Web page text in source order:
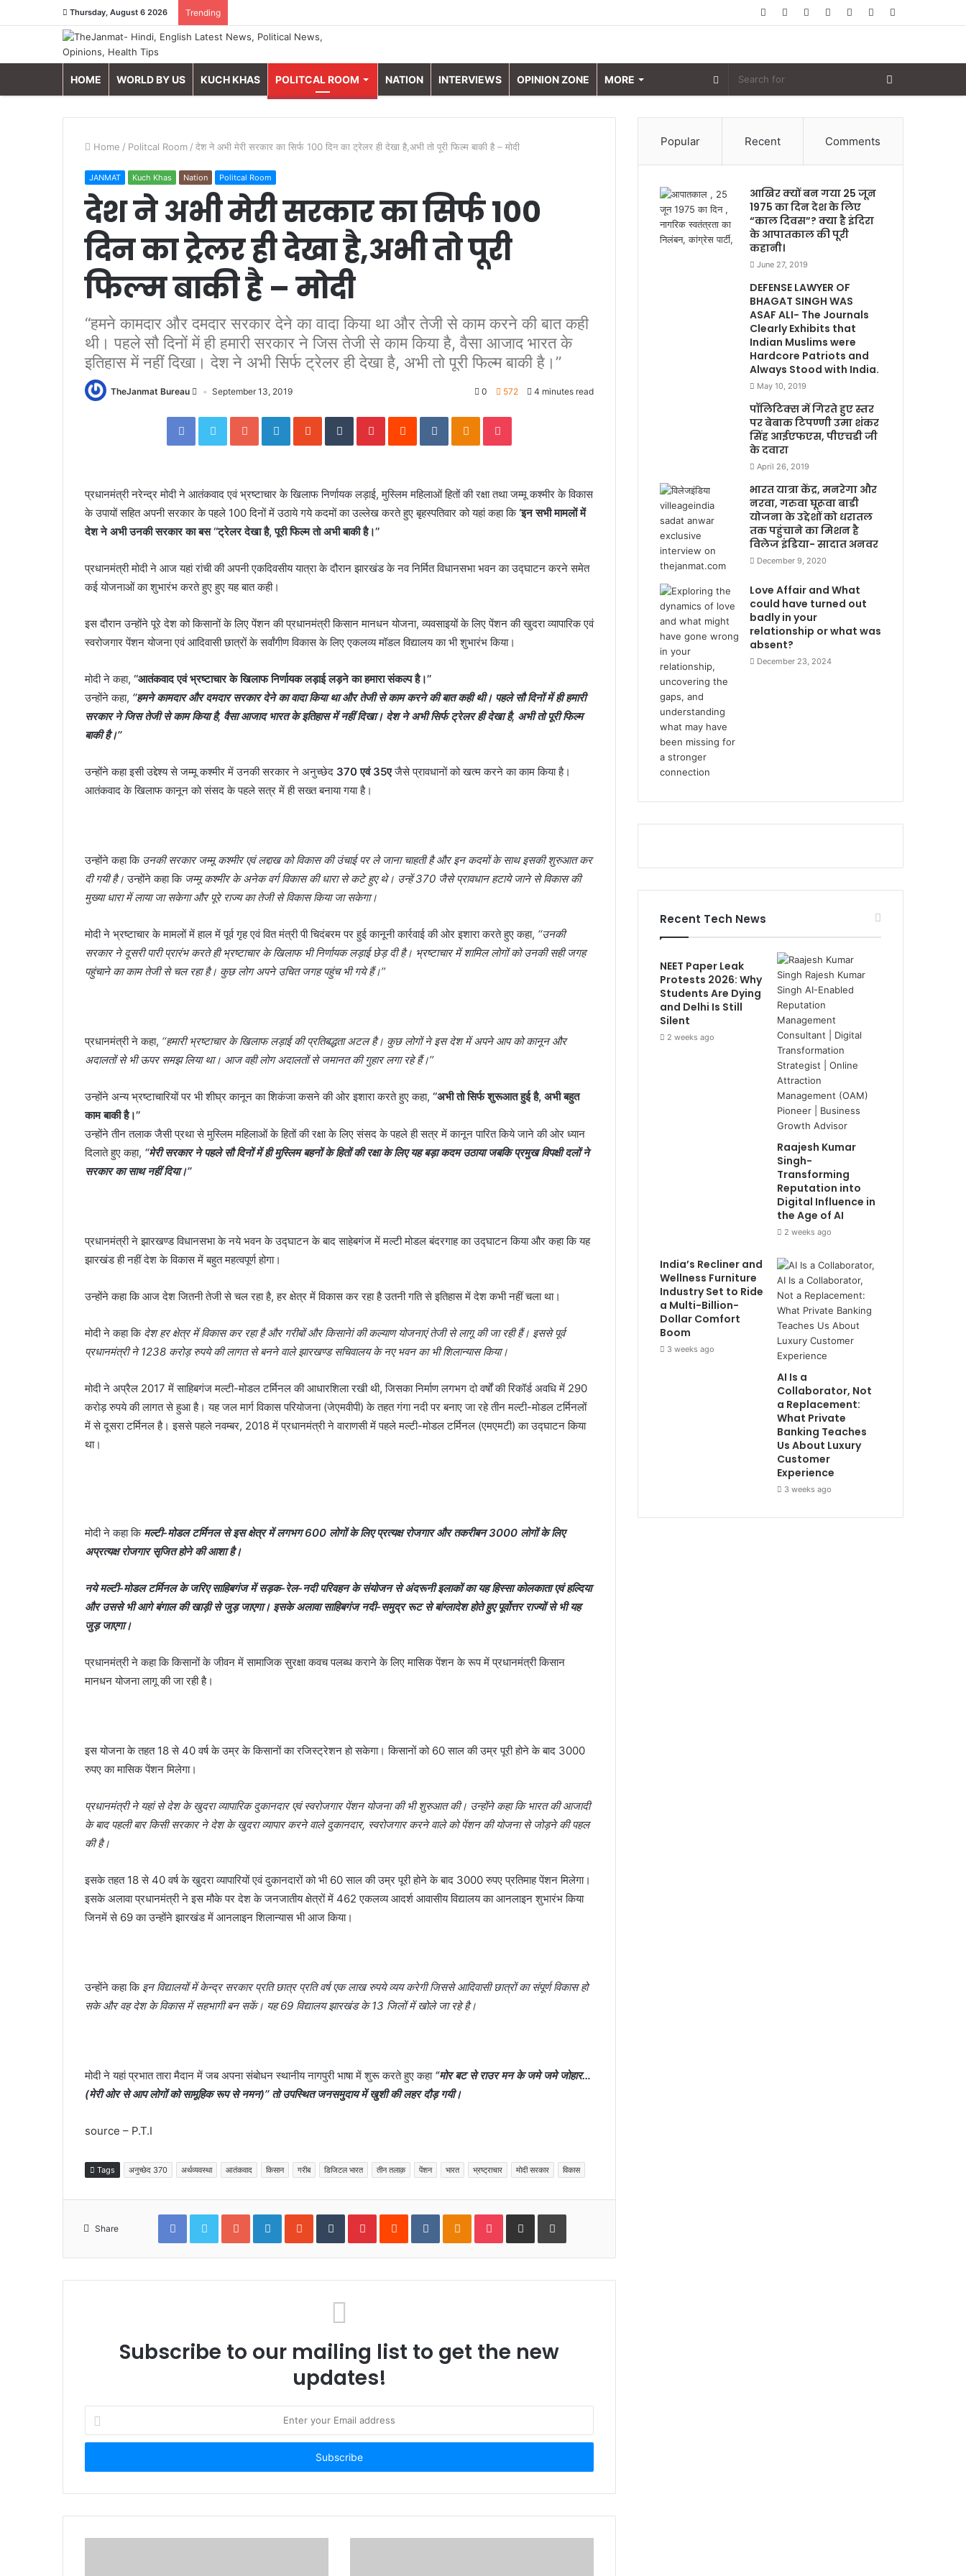
Thursday, August 6 2026 Trending Random
HOME WORLD BY US KUCH KHAS POLITCAL ROOM NATION INTERVIEWS OPINION ZONE MORE Random
Home / Politcal Room / देश ने अभी मेरी सरकार का सिर्फ 100 दिन का ट्रेलर ही देखा है,अभी तो पूरी फिल्म बाकी है – मोदी
JANMAT Kuch Khas Nation Politcal Room
देश ने अभी मेरी सरकार का सिर्फ 100
दिन का ट्रेलर ही देखा है,अभी तो पूरी
फिल्म बाकी है – मोदी
‘‘हमने कामदार और दमदार सरकार देने का वादा किया था और तेजी से काम करने की बात कही
थी। पहले सौ दिनों में ही हमारी सरकार ने जिस तेजी से काम किया है, वैसा आजाद भारत के
इतिहास में नहीं दिखा। देश ने अभी सिर्फ ट्रेलर ही देखा है, अभी तो पूरी फिल्म बाकी है।’’
TheJanmat Bureau September 13, 2019 0 572 4 minutes read
FacebookTwitterGoogle+LinkedInStumbleUpon
TumblrPinterestReddit VKontakteOdnoklassniki
Pocket
प्रधानमंत्री नरेन्द्र मोदी ने आतंकवाद एवं भ्रष्टाचार के खिलाफ निर्णायक लड़ाई, मुस्लिम महिलाओं हितों की रक्षा तथा जम्मू कश्मीर के विकास
के उपायों सहित अपनी सरकार के पहले 100 दिनों में उठाये गये कदमों का उल्लेख करते हुए बृहस्पतिवार को यहां कहा कि‘इन सभी मामलों में
देश ने अभी उनकी सरकार का बस ‘‘ट्रेलर देखा है, पूरी फिल्म तो अभी बाकी है।’’
प्रधानमंत्री मोदी ने आज यहां रांची की अपनी एकदिवसीय यात्रा के दौरान झारखंड के नव निर्मित विधानसभा भवन का उद्घाटन करने समेत
कई योजनाओं का शुभारंभ करते हुए हुए यह बात कही।
इस दौरान उन्होंने पूरे देश को किसानों के लिए पेंशन की प्रधानमंत्री किसान मानधन योजना, व्यवसाइयों के लिए पेंशन की खुदरा व्यापारिक एवं
स्वरोजगार पेंशन योजना एवं आदिवासी छात्रों के सर्वांगीण विकास के लिए एकलव्य मॉडल विद्यालय का भी शुभारंभ किया।
मोदी ने कहा, ‘‘आतंकवाद एवं भ्रष्टाचार के खिलाफ निर्णायक लड़ाई लड़ने का हमारा संकल्प है।’’
उन्होंने कहा, ‘‘हमने कामदार और दमदार सरकार देने का वादा किया था और तेजी से काम करने की बात कही थी। पहले सौ दिनों में ही हमारी
सरकार ने जिस तेजी से काम किया है, वैसा आजाद भारत के इतिहास में नहीं दिखा। देश ने अभी सिर्फ ट्रेलर ही देखा है, अभी तो पूरी फिल्म
बाकी है।’’
उन्होंने कहा इसी उद्देश्य से जम्मू कश्मीर में उनकी सरकार ने अनुच्छेद 370 एवं 35एजैसे प्रावधानों को खत्म करने का काम किया है।
आतंकवाद के खिलाफ कानून को संसद के पहले सत्र में ही सख्त बनाया गया है।
उन्होंने कहा कि उनकी सरकार जम्मू कश्मीर एवं लद्दाख को विकास की उंचाई पर ले जाना चाहती है और इन कदमों के साथ इसकी शुरुआत कर
दी गयी है। उन्होंने कहा कि जम्मू कश्मीर के अनेक वर्ग विकास की धारा से कटे हुए थे। उन्हें 370 जैसे प्रावधान हटाये जाने से विकास की
मुख्या धारा में लाया जा सकेगा और पूरे राज्य का तेजी से विकास किया जा सकेगा।
मोदी ने भ्रष्टाचार के मामलों में हाल में पूर्व गृह एवं वित मंत्री पी चिदंबरम पर हुई कानूनी कार्रवाई की ओर इशारा करते हुए कहा, ‘‘उनकी
सरकार ने दूसरी पारी प्रारंभ करते ही भ्रष्टाचार के खिलाफ भी निर्णायक लड़ाई छेड़ दी है। भ्रष्टाचार में शामिल लोगों को उनकी सही जगह
पहुंचाने का काम तेजी से चल रहा है। कुछ लोग अपने उचित जगह पहुंच भी गये हैं।’’
प्रधानमंत्री ने कहा, ‘‘हमारी भ्रष्टाचार के खिलाफ लड़ाई की प्रतिबद्धता अटल है। कुछ लोगों ने इस देश में अपने आप को कानून और
अदालतों से भी ऊपर समझ लिया था। आज वही लोग अदालतों से जमानत की गुहार लगा रहे हैं।’’
उन्होंने अन्य भ्रष्टाचारियों पर भी शीघ्र कानून का शिकंजा कसने की ओर इशारा करते हुए कहा, ‘‘अभी तो सिर्फ शुरूआत हुई है, अभी बहुत
काम बाकी है।’’
उन्होंने तीन तलाक जैसी प्रथा से मुस्लिम महिलाओं के हितों की रक्षा के लिए संसद के पहले ही सत्र में कानून पारित किये जाने की ओर ध्यान
दिलाते हुए कहा, ‘‘मेरी सरकार ने पहले सौ दिनों में ही मुस्लिम बहनों के हितों की रक्षा के लिए यह बड़ा कदम उठाया जबकि प्रमुख विपक्षी दलों ने
सरकार का साथ नहीं दिया।’’
प्रधानमंत्री ने झारखण्ड विधानसभा के नये भवन के उद्घाटन के बाद साहेबगंज में मल्टी मोडल बंदरगाह का उद्घाटन किया और कहा कि यह
झारखंड ही नहीं देश के विकास में बहुत महत्वपूर्ण होगा।
उन्होंने कहा कि आज देश जितनी तेजी से चल रहा है, हर क्षेत्र में विकास कर रहा है उतनी गति से इतिहास में देश कभी नहीं चला था।
मोदी ने कहा किदेश हर क्षेत्र में विकास कर रहा है और गरीबों और किसानेां की कल्याण योजनाएं तेजी से लागू की जा रही हैं। इससे पूर्व
प्रधानमंत्री ने 1238 करोड़ रुपये की लागत से बनने वाले झारखण्ड सचिवालय के नए भवन का भी शिलान्यास किया।
मोदी ने अप्रैल 2017 में साहिबगंज मल्टी-मोडल टर्मिनल की आधारशिला रखी थी, जिसका निर्माण लगभग दो वर्षों की रिकॉर्ड अवधि में 290
करोड़ रुपये की लागत से हुआ है। यह जल मार्ग विकास परियोजना (जेएमवीपी) के तहत गंगा नदी पर बनाए जा रहे तीन मल्टी-मोडल टर्मिनलों
में से दूसरा टर्मिनल है। इससे पहले नवम्बर, 2018 में प्रधानमंत्री ने वाराणसी में पहले मल्टी-मोडल टर्मिनल (एमएमटी) का उद्घाटन किया
था।
मोदी ने कहा किमल्टी-मोडल टर्मिनल से इस क्षेत्र में लगभग 600 लोगों के लिए प्रत्यक्ष रोजगार और तकरीबन 3000 लोगों के लिए
अप्रत्यक्ष रोजगार सृजित होने की आशा है।
नये मल्टी-मोडल टर्मिनल के जरिए साहिबगंज में सड़क-रेल-नदी परिवहन के संयोजन से अंदरूनी इलाकों का यह हिस्सा कोलकाता एवं हल्दिया
और उससे भी आगे बंगाल की खाड़ी से जुड़ जाएगा। इसके अलावा साहिबगंज नदी-समुद्र रूट से बांग्लादेश होते हुए पूर्वोत्तर राज्यों से भी यह
जुड़ जाएगा।
प्रधानमंत्री ने कहा कि किसानों के जीवन में सामाजिक सुरक्षा कवच पलब्ध कराने के लिए मासिक पेंशन के रूप में प्रधानमंत्री किसान
मानधन योजना लागू की जा रही है।
इस योजना के तहत 18 से 40 वर्ष के उम्र के किसानों का रजिस्ट्रेशन हो सकेगा। किसानों को 60 साल की उम्र पूरी होने के बाद 3000
रुपए का मासिक पेंशन मिलेगा।
प्रधानमंत्री ने यहां से देश के खुदरा व्यापारिक दुकानदार एवं स्वरोजगार पेंशन योजना की भी शुरुआत की। उन्होंने कहा कि भारत की आजादी
के बाद पहली बार किसी सरकार ने देश के खुदरा व्यापार करने वाले दुकानदार, स्वरोजगार करने वाले को पेंशन की योजना से जोड़ने की पहल
की है।
इसके तहत 18 से 40 वर्ष के खुदरा व्यापारियों एवं दुकानदारों को भी 60 साल की उम्र पूरी होने के बाद 3000 रुपए प्रतिमाह पेंशन मिलेगा।
इसके अलावा प्रधानमंत्री ने इस मौके पर देश के जनजातीय क्षेत्रों में 462 एकलव्य आदर्श आवासीय विद्यालय का आनलाइन शुभारंभ किया
जिनमें से 69 का उन्होंने झारखंड में आनलाइन शिलान्यास भी आज किया।
उन्होंने कहा किइन विद्यालयों में केन्द्र सरकार प्रति छात्र प्रति वर्ष एक लाख रुपये व्यय करेगी जिससे आदिवासी छात्रों का संपूर्ण विकास हो
सके और वह देश के विकास में सहभागी बन सकें। यह 69 विद्यालय झारखंड के 13 जिलों में खोले जा रहे है।
मोदी ने यहां प्रभात तारा मैदान में जब अपना संबोधन स्थानीय नागपुरी भाषा में शुरू करते हुए कहा“मोर बट से राउर मन के जमे जमे जोहार…
(मेरी ओर से आप लोगों को सामूहिक रूप से नमन)’’ तो उपस्थित जनसमुदाय में खुशी की लहर दौड़ गयी।
source – P.T.I
Tags अनुच्छेद 370 अर्थव्यवस्था आतंकवाद किसान गरीब डिजिटल भारत तीन तलाक़ पेंशन भारत भ्रष्ट्राचार मोदी सरकार विकास
Share
FacebookTwitterGoogle+LinkedInStumbleUpon
TumblrPinterestReddit VKontakteOdnoklassniki
PocketShare via Email Print
Subscribe to our mailing list to get the new
updates!
your
Email
Popular Recent Comments
आखिर क्यों बन गया 25 जून
1975 का दिन देश के लिए
“काल दिवस”? क्या है इंदिरा
के आपातकाल की पूरी
कहानी।
June 27, 2019
DEFENSE LAWYER OF
BHAGAT SINGH WAS
ASAF ALI- The Journals
Clearly Exhibits that
Indian Muslims were
Hardcore Patriots and
Always Stood with India.
May 10, 2019
पॉलिटिक्स में गिरते हुए स्तर
पर बेबाक टिपण्णी उमा शंकर
सिंह आईएफएस, पीएचडी जी
के दवारा
April 26, 2019
भारत यात्रा केंद्र, मनरेगा और
नरवा, गरुवा घूरूवा बाडी
योजना के उद्देशों को धरातल
तक पहुंचाने का मिशन है
विलेज इंडिया- सादात अनवर
December 9, 2020
Love Affair and What
could have turned out
badly in your
relationship or what was
absent?
December 23, 2024
Recent Tech News
NEET Paper Leak
Protests 2026: Why
Students Are Dying
and Delhi Is Still
Silent
2 weeks ago
Raajesh Kumar
Singh-
Transforming
Reputation into
Digital Influence in
the Age of AI
2 weeks ago
India’s Recliner and
Wellness Furniture
Industry Set to Ride
a Multi-Billion-
Dollar Comfort
Boom
3 weeks ago
AI Is a
Collaborator, Not
a Replacement:
What Private
Banking Teaches
Us About Luxury
Customer
Experience
3 weeks ago